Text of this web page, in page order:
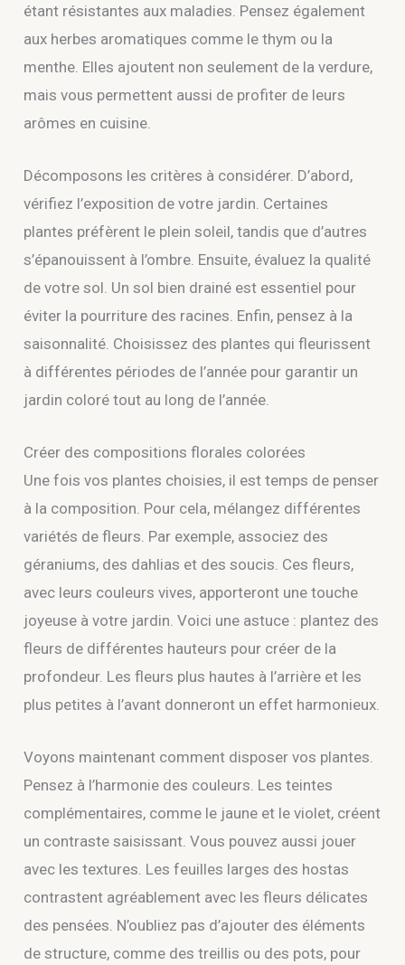
étant résistantes aux maladies. Pensez également
aux herbes aromatiques comme le thym ou la
menthe. Elles ajoutent non seulement de la verdure,
mais vous permettent aussi de profiter de leurs
arômes en cuisine.
Décomposons les critères à considérer. D’abord,
vérifiez l’exposition de votre jardin. Certaines
plantes préfèrent le plein soleil, tandis que d’autres
s’épanouissent à l’ombre. Ensuite, évaluez la qualité
de votre sol. Un sol bien drainé est essentiel pour
éviter la pourriture des racines. Enfin, pensez à la
saisonnalité. Choisissez des plantes qui fleurissent
à différentes périodes de l’année pour garantir un
jardin coloré tout au long de l’année.
Créer des compositions florales colorées
Une fois vos plantes choisies, il est temps de penser
à la composition. Pour cela, mélangez différentes
variétés de fleurs. Par exemple, associez des
géraniums, des dahlias et des soucis. Ces fleurs,
avec leurs couleurs vives, apporteront une touche
joyeuse à votre jardin. Voici une astuce : plantez des
fleurs de différentes hauteurs pour créer de la
profondeur. Les fleurs plus hautes à l’arrière et les
plus petites à l’avant donneront un effet harmonieux.
Voyons maintenant comment disposer vos plantes.
Pensez à l’harmonie des couleurs. Les teintes
complémentaires, comme le jaune et le violet, créent
un contraste saisissant. Vous pouvez aussi jouer
avec les textures. Les feuilles larges des hostas
contrastent agréablement avec les fleurs délicates
des pensées. N’oubliez pas d’ajouter des éléments
de structure, comme des treillis ou des pots, pour